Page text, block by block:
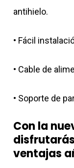
antihielo.
• Fácil
• Cable de
• Soporte de
Con la
ventajas